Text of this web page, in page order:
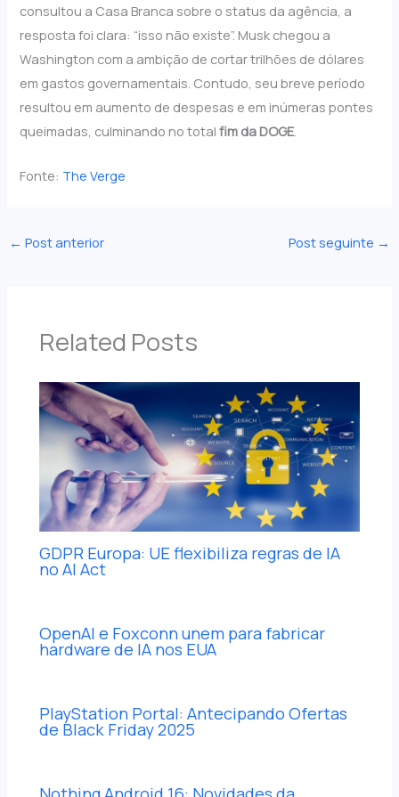
consultou a Casa Branca sobre o status da agência, a
resposta foi clara: “isso não existe”. Musk chegou a
Washington com a ambição de cortar trilhões de dólares
em gastos governamentais. Contudo, seu breve período
resultou em aumento de despesas e em inúmeras pontes
queimadas, culminando no totalfim da DOGE
Fonte: The Verge
← Post anterior Post seguinte →
Related Posts
GDPR Europa: UE flexibiliza regras de IA
no AI Act
OpenAI e Foxconn unem para fabricar
hardware de IA nos EUA
PlayStation Portal: Antecipando Ofertas
de Black Friday 2025